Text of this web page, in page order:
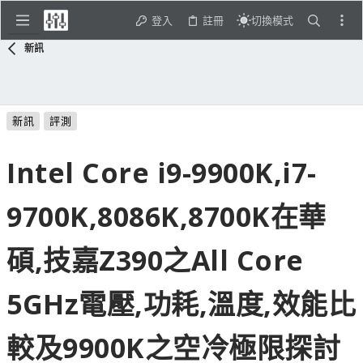
登入 註冊 切換模式
新訊
新訊 評測
Intel Core i9-9900K,i7-
9700K,8086K,8700K在華
碩,技嘉Z390之All Core
5GHz電壓,功耗,溫度,效能比
較及9900K之空冷極限探討